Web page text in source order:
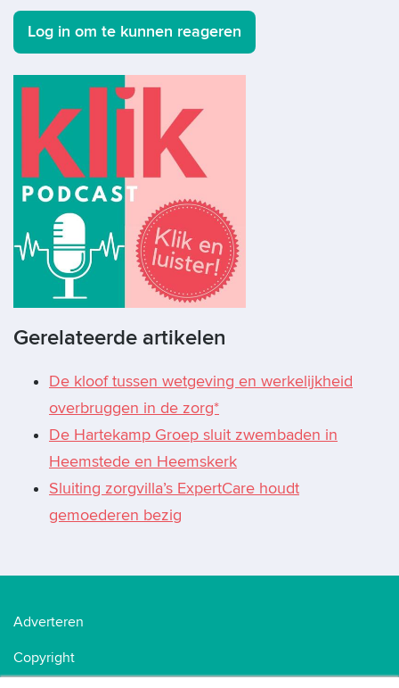
Log in om te kunnen reageren
Gerelateerde artikelen
De kloof tussen wetgeving en werkelijkheid
overbruggen in de zorg*
De Hartekamp Groep sluit zwembaden in
Heemstede en Heemskerk
Sluiting zorgvilla’s ExpertCare houdt
gemoederen bezig
Adverteren
Copyright